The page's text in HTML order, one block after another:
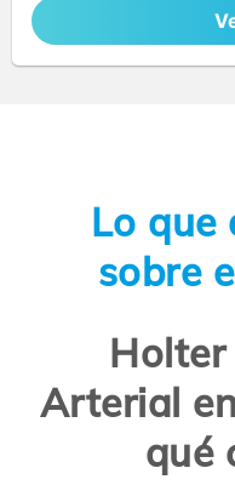
Lo que
sobre
Holter
Arterial
qué